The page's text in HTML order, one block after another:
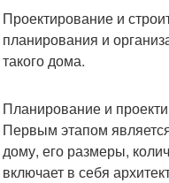
Проектирование и
планирования и
такого дома.
Планирование и
Первым этапом
дому, его размеры,
включает в себя